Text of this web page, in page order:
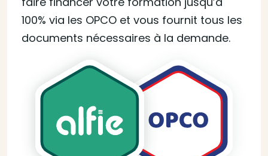
100% via les OPCO et vous fournit tous les
documents nécessaires à la demande.